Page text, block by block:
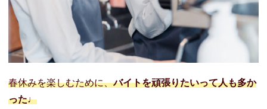
春休みを楽しむために、バイトを頑張りたいって人も多か
った♩